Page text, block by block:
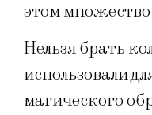
этом
Нельзя брать
использовали
магического